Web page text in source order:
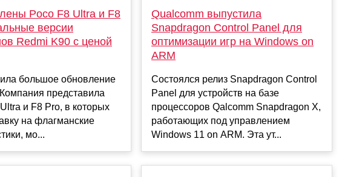
Poco F8 Ultra и F8
версии
Redmi K90 с ценой
большое обновление
представила
и F8 Pro, в которых
на флагманские
мо...
Qualcomm выпустила
Snapdragon Control Panel для
оптимизации игр на Windows on
ARM
Состоялся релиз Snapdragon Control
Panel для устройств на базе
процессоров Qalcomm Snapdragon X,
работающих под управлением
Windows 11 on ARM. Эта ут...